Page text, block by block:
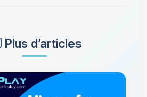
Plus d’articles